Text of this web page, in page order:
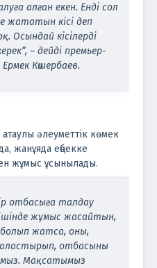
алған екен. Енді сол
жататын кісі деп
Осындай кісілерді
– дейді премьер-
Көшербаев.
атаулы әлеуметтік көмек
жанұяда еңбекке
жұмыс ұсынылады.
отбасыға талдау
жұмыс жасайтын,
жатса, оны,
отбасыны
Мақсатымыз